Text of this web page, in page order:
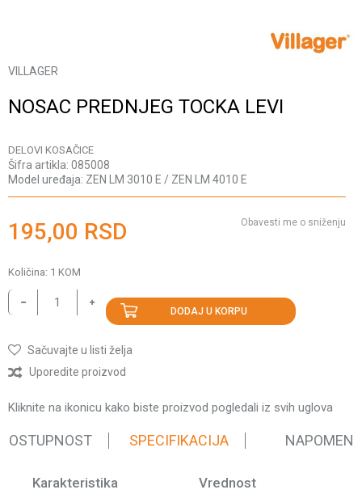
VILLAGER
NOSAC PREDNJEG TOCKA LEVI
DELOVI KOSAČICE
Šifra artikla: 085008
Model uređaja: ZEN LM 3010 E / ZEN LM 4010 E
195,00 RSD Obavesti me o sniženju
Količina: 1 KOM
DODAJ U KORPU
Sačuvajte u listi želja
Uporedite proizvod
Kliknite na ikonicu kako biste proizvod pogledali iz svih uglova
SPECIFIKACIJA NAPOMENA
Karakteristika
Vrednost